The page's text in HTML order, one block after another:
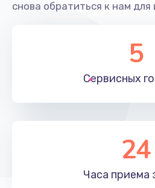
снова обратиться к нам для
5
Сервисных
24
Часа приема